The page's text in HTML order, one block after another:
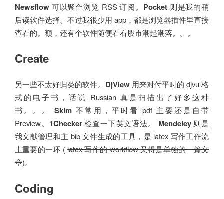
Newsflow可以聚合浏览 RSS 订阅。 Pocket则是我的稍
后读软件选择。不过我很少用 app，都是浏览器插件里直接
查看的。额，还有个软件随便看看股市潮起潮落。。。
Create
另一些不太好归类的软件。 DjView用来对付平时的 djvu 格
式的电子书，话说 Russian 真是扫描出了好多这种
书。。。Skim 不常用，平时看 pdf 主要还是自带
Preview。 1Checker检查一下英文语法。 Mendeley则是
我文献管理和主 bib 文件生成的工具，是 latex 写作工作流
上重要的一环 (latex 写作的 workflow 又得是单独的一篇文
章)。
Coding